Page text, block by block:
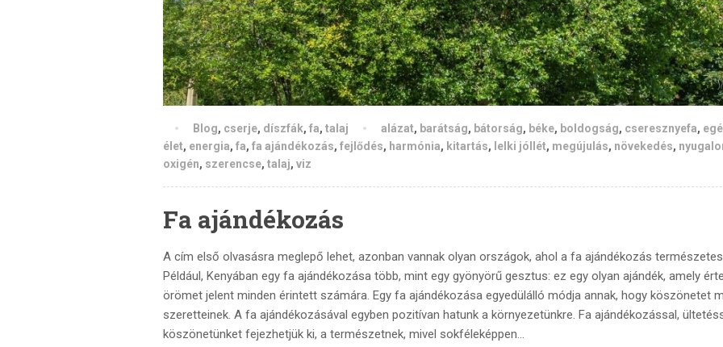
Blog, cserje, díszfák, fa, talaj alázat, barátság, bátorság, béke, boldogság, cseresznyefa,
élet, energia, fa, fa ajándékozás, fejlődés, harmónia, kitartás, lelki jóllét, megújulás, növekedés,
oxigén, szerencse, talaj, viz
Fa ajándékozás
A cím első olvasásra meglepő lehet, azonban vannak olyan országok, ahol a fa ajándékozás
Például, Kenyában egy fa ajándékozása több, mint egy gyönyörű gesztus: ez egy olyan ajándék, amely
örömet jelent minden érintett számára. Egy fa ajándékozása egyedülálló módja annak, hogy köszönetet
szeretteinek. A fa ajándékozásával egyben pozitívan hatunk a környezetünkre. Fa ajándékozással,
köszönetünket fejezhetjük ki, a természetnek, mivel sokféleképpen...